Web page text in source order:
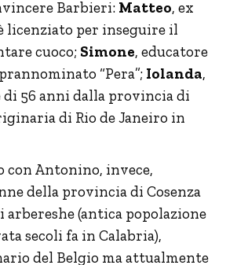
Barbieri: Matteo, ex
licenziato per inseguire il
cuoco; Simone, educatore
“Pera”; Iolanda,
di 56 anni dalla provincia di
di Rio de Janeiro in
con Antonino, invece,
della provincia di Cosenza
(antica popolazione
secoli fa in Calabria),
del Belgio ma attualmente